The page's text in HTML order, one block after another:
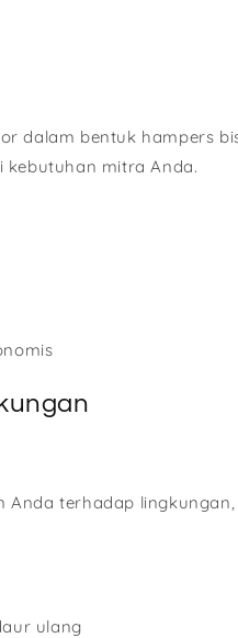
dalam bentuk hampers
kebutuhan mitra Anda.
terhadap
ulang